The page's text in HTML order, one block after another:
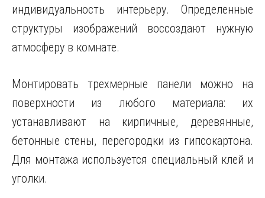
индивидуальность интерьеру. Определенные
структуры изображений воссоздают нужную
атмосферу в комнате.
Монтировать трехмерные панели можно на
поверхности из любого материала: их
устанавливают на кирпичные, деревянные,
бетонные стены, перегородки из гипсокартона.
Для монтажа используется специальный клей и
уголки.